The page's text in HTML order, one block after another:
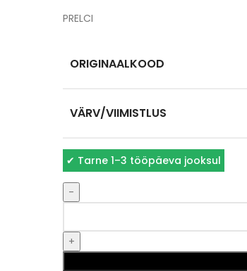
PRELCI
ORIGINAALKOOD
VÄRV/VIIMISTLUS
✔ Tarne 1–3 tööpäeva jooksul